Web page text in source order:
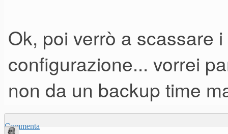
Ok, poi verrò a scassare
configurazione... vorrei
non da un backup time
Commenta